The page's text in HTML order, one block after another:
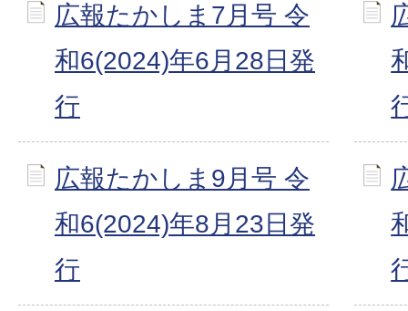
広報たかしま7月号 令
和6(2024)年6月28日発
行
広報たかしま9月号 令
和6(2024)年8月23日発
行